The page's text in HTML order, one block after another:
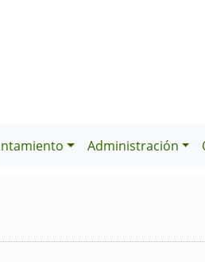
Administración